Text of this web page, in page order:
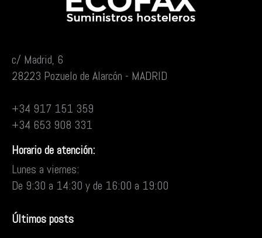
c/ Madrid, 6
28223 Pozuelo de Alarcón - MADRID
+34 917 151 359
+34 653 908 331
Horario de atención:
Lunes a viernes:
De 9:30 a 14:30 y de 16:00 a 19:00
Últimos posts